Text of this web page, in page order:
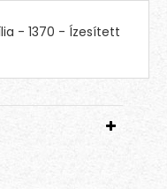
- 1370 - Ízesített